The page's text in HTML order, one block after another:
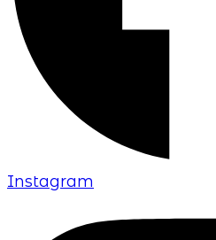
Instagram